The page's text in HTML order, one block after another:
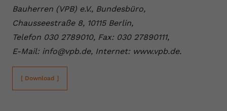
Bauherren (VPB) e.V., Bundesbüro,
Chausseestraße 8, 10115 Berlin,
Telefon 030 2789010, Fax: 030 27890111,
E-Mail: info@vpb.de, Internet: www.vpb.de.
[ Download ]